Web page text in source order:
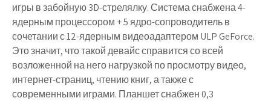
игры в забойную 3D-стрелялку. Система снабжена 4-
ядерным процессором + 5 ядро-сопроводитель в
сочетании с 12-ядерным видеоадаптером ULP GeForce.
Это значит, что такой девайс справится со всей
возложенной на него нагрузкой по просмотру видео,
интернет-страниц, чтению книг, а также с
современными играми. Планшет снабжен 0,3